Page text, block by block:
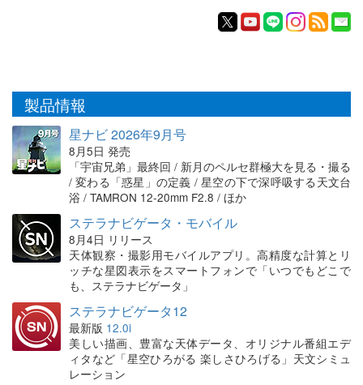
製品情報
星ナビ 2026年9月号
8月5日 発売
「宇宙兄弟」最終回 / 新月のペルセ群極大を見る・撮る
/ 変わる「惑星」の定義 / 星空の下で深呼吸する天文台
浴 / TAMRON 12-20mm F2.8 / ほか
ステラナビゲータ・モバイル
8月4日 リリース
天体観察・撮影用モバイルアプリ。高精度な計算とリ
ッチな星図表示をスマートフォンで「いつでもどこで
も、ステラナビゲータ」
ステラナビゲータ12
最新版 12.0i
美しい描画、豊富な天体データ、オリジナル番組エデ
ィタなど「星空ひろがる 楽しさひろげる」天文シミュ
レーション